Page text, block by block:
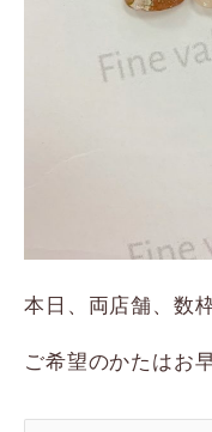
本日、両店舗、数
ご希望のかたはお